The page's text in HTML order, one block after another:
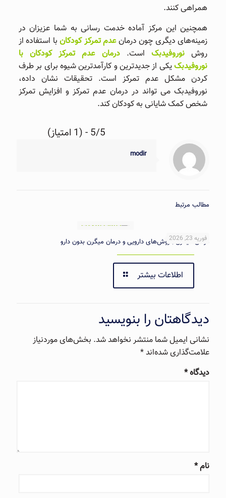
همراهی کنند.
همچنین این مرکز آماده خدمت رسانی به شما عزیزان در
زمینه‌های دیگری چون درمانعدم تمرکز کودکانبا استفاده از
روش نوروفیدبک است.درمان عدم تمرکز کودکان با
نوروفیدبکیکی از جدیدترین و کارآمدترین شیوه برای بر طرف
کردن مشکل عدم تمرکز است. تحقیقات نشان داده،
نوروفیدبک می تواند در درمان عدم تمرکز و افزایش تمرکز
شخص کمک شایانی به کودکان کند.
5/5 - (1 امتیاز)
modir
مطالب مرتبط
فوریه 23, 2026
درمان میگرن | روش‌های دارویی و درمان میگرن بدون دارو
اطلاعات بیشتر
دیدگاهتان را بنویسید
نشانی ایمیل شما منتشر نخواهد شد. بخش‌های موردنیاز
علامت‌گذاری شده‌اند*
دیدگاه*
نام*